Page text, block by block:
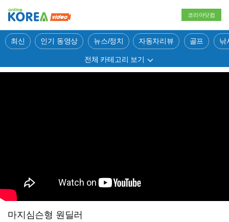
코리아닷컴
최신 인기 동영상 뉴스/정치 자동차리뷰 골프 낚
전체 카테고리 보기
마지심슨형 원딜러